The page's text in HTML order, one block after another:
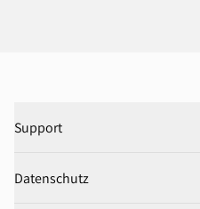
Support
Datenschutz